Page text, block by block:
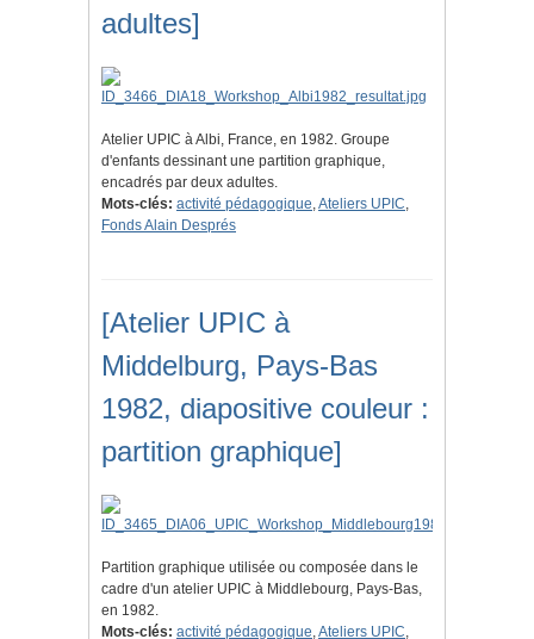
adultes]
Atelier UPIC à Albi, France, en 1982. Groupe
d'enfants dessinant une partition graphique,
encadrés par deux adultes.
Mots-clés: activité pédagogique,Ateliers UPIC,
Fonds Alain Després
[Atelier UPIC à
Middelburg, Pays-Bas
1982, diapositive couleur :
partition graphique]
Partition graphique utilisée ou composée dans le
cadre d'un atelier UPIC à Middlebourg, Pays-Bas,
en 1982.
Mots-clés: activité pédagogique,Ateliers UPIC,